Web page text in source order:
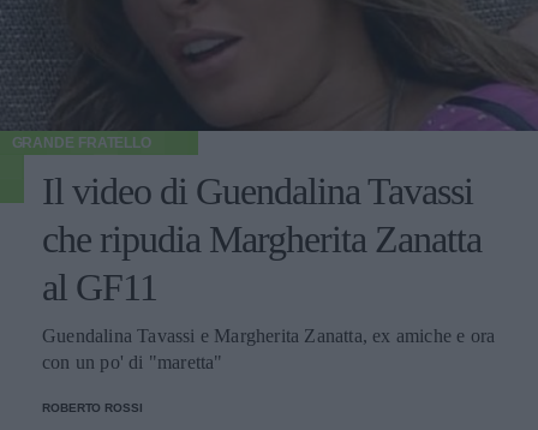
GRANDE FRATELLO
Il video di Guendalina Tavassi
che ripudia Margherita Zanatta
al GF11
Guendalina Tavassi e Margherita Zanatta, ex amiche e ora
con un po' di "maretta"
ROBERTO ROSSI